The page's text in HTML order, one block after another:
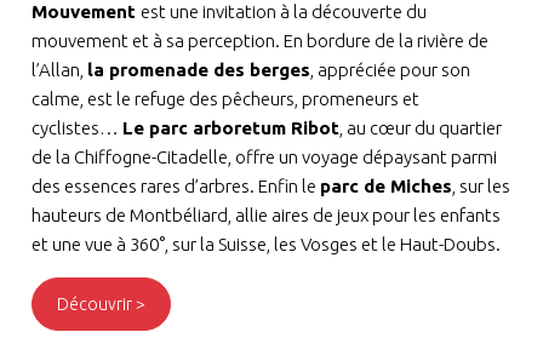
Mouvement est une invitation à la découverte du
mouvement et à sa perception. En bordure de la rivière de
l’Allan, la promenade des berges , appréciée pour son
calme, est le refuge des pêcheurs, promeneurs et
cyclistes… Le parc arboretum Ribot , au cœur du quartier
de la Chiffogne-Citadelle, offre un voyage dépaysant parmi
des essences rares d’arbres. Enfin le parc de Miches , sur les
hauteurs de Montbéliard, allie aires de jeux pour les enfants
et une vue à 360°, sur la Suisse, les Vosges et le Haut-Doubs.
Découvrir >